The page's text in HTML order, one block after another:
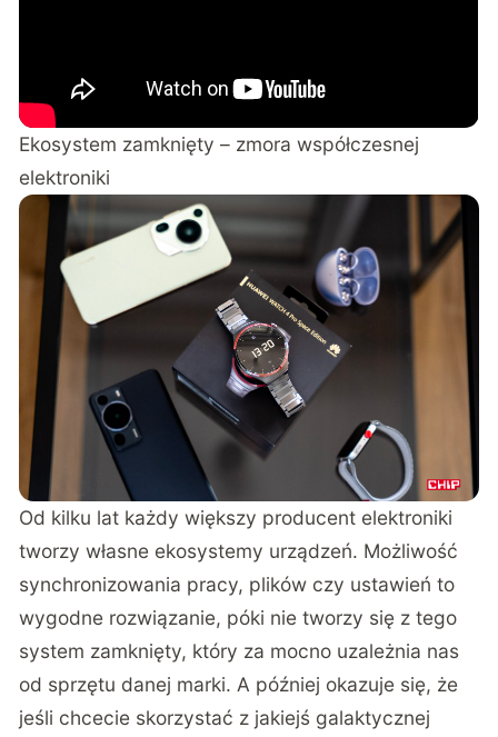
Ekosystem zamknięty – zmora współczesnej
elektroniki
Od kilku lat każdy większy producent elektroniki
tworzy własne ekosystemy urządzeń. Możliwość
synchronizowania pracy, plików czy ustawień to
wygodne rozwiązanie, póki nie tworzy się z tego
system zamknięty, który za mocno uzależnia nas
od sprzętu danej marki. A później okazuje się, że
jeśli chcecie skorzystać z jakiejś galaktycznej